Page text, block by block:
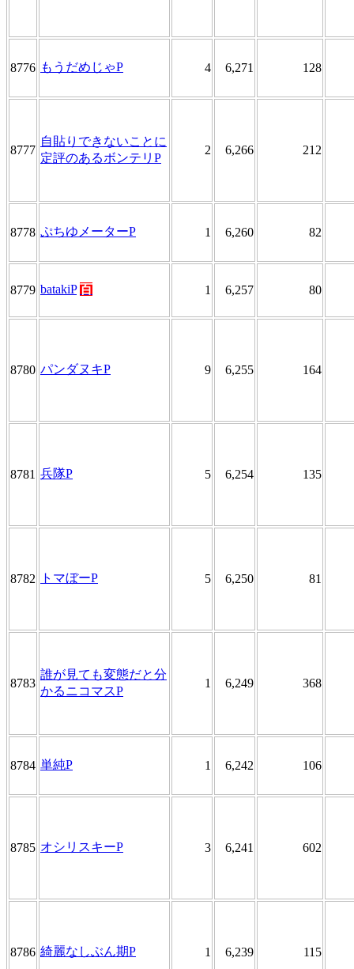
8776 もうだめじゃP 4 6,271 128
8777
自貼りできないことに
定評のあるボンテリP
2 6,266 212
8778 ぷちゆメーターP 1 6,260 82
8779 batakiP 百 1 6,257 80
8780 パンダヌキP 9 6,255 164
8781 兵隊P 5 6,254 135
8782 トマぼーP 5 6,250 81
8783
誰が見ても変態だと分
かるニコマスP
1 6,249 368
8784 単純P 1 6,242 106
8785 オシリスキーP 3 6,241 602
8786 綺麗なしぶん期P 1 6,239 115